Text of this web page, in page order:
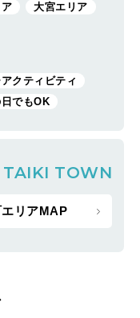
大宮エリア
クティビティ
でもOK
TAIKI TOWN
エリアMAP